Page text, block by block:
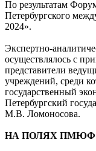
По результатам
Петербургского
2024».
Экспертно-
осуществлялось с
представители
учреждений, среди
государственный
Петербургский
М.В. Ломоносова.
НА ПОЛЯХ ПМЮФ